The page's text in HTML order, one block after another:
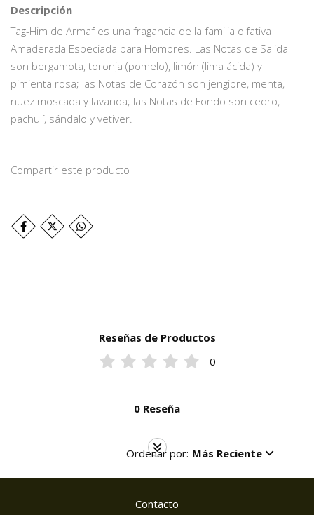
Descripción
Tag-Him de Armaf es una fragancia de la familia olfativa
Amaderada Especiada para Hombres. Las Notas de Salida
son bergamota, toronja (pomelo), limón (lima ácida) y
pimienta rosa; las Notas de Corazón son jengibre, menta,
nuez moscada y lavanda; las Notas de Fondo son cedro,
pachulí, sándalo y vetiver.
Compartir este producto
Reseñas de Productos
0
0 Reseña
Ordenar por: Más Reciente
Contacto